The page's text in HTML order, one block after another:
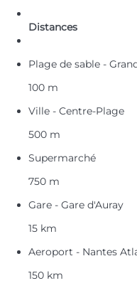
Distances
Plage de sable -
100 m
Ville - Centre-Plage
500 m
Supermarché
750 m
Gare - Gare d'Auray
15 km
Aeroport - Nantes
150 km